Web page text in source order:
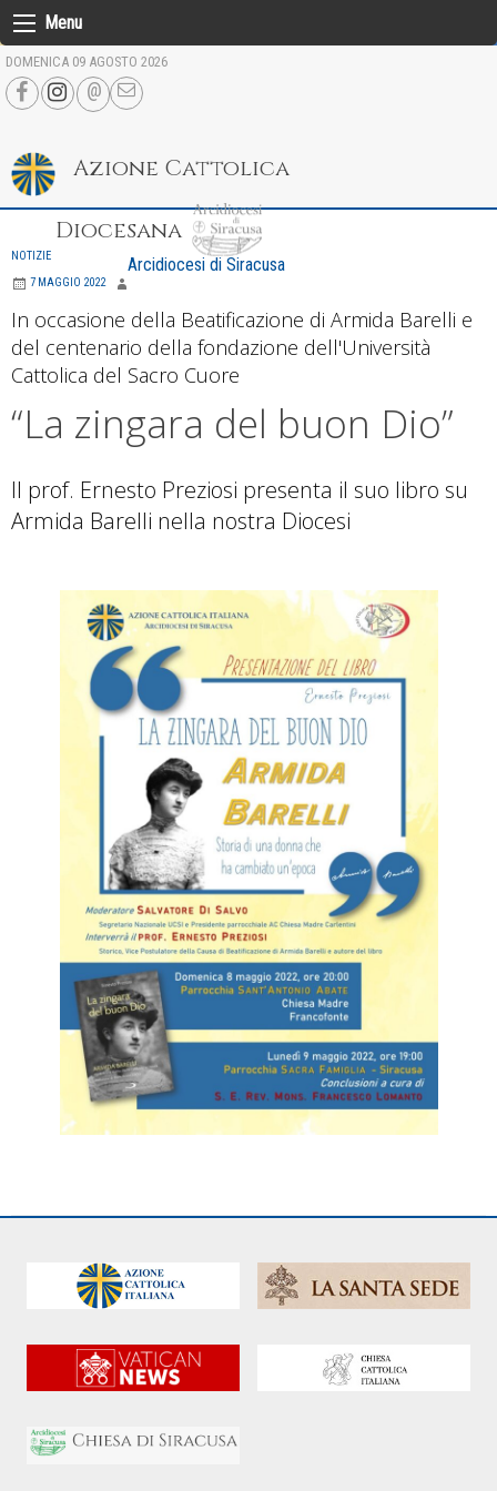
Skip
to
content
Menu
DOMENICA 09 AGOSTO 2026
Azione Cattolica
Diocesana
Arcidiocesi di Siracusa
NOTIZIE
7 MAGGIO 2022
In occasione della Beatificazione di Armida Barelli e
del centenario della fondazione dell'Università
Cattolica del Sacro Cuore
“La zingara del buon Dio”
Il prof. Ernesto Preziosi presenta il suo libro su
Armida Barelli nella nostra Diocesi